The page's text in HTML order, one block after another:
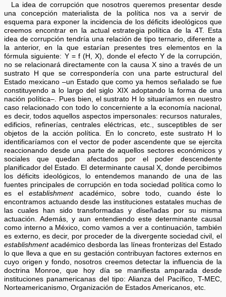
La idea de corrupción que nosotros queremos presentar desde
una concepción materialista de la política nos va a servir de
esquema para exponer la incidencia de los déficits ideológicos que
creemos encontrar en la actual estrategia política de la 4T. Esta
idea de corrupción tendría una relación de tipo ternario, diferente a
la anterior, en la que estarían presentes tres elementos en la
fórmula siguiente: Y = f (H, X), donde el efecto Y de la corrupción,
no se relacionará directamente con la causa X sino a través de un
sustrato H que se correspondería con una parte estructural del
Estado mexicano –un Estado que como ya hemos señalado se fue
constituyendo a lo largo del siglo XIX adoptando la forma de una
nación política–. Pues bien, el sustrato H lo situaríamos en nuestro
caso relacionado con todo lo concerniente a la economía nacional,
es decir, todos aquellos aspectos impersonales: recursos naturales,
edificios, refinerías, centrales eléctricas, etc., susceptibles de ser
objetos de la acción política. En lo concreto, este sustrato H lo
identificaríamos con el vector de poder ascendente que se ejercita
reaccionando desde una parte de aquellos sectores económicos y
sociales que quedan afectados por el poder descendente
planificador del Estado. El determinante causal X, donde percibimos
los déficits ideológicos, lo entendemos manando de una de las
fuentes principales de corrupción en toda sociedad política como lo
es elestablishmentacadémico, sobre todo, cuando éste lo
encontramos actuando desde las instituciones estatales muchas de
las cuales han sido transformadas y diseñadas por su misma
actuación. Además, y aun entendiendo este determinante causal
como interno a México, como vamos a ver a continuación, también
es externo, es decir, por proceder de la divergente sociedad civil, el
establishmentacadémico desborda las líneas fronterizas del Estado
lo que lleva a que en su gestación contribuyan factores externos en
cuyo origen y fondo, nosotros creemos detectar la influencia de la
doctrina Monroe, que hoy día se manifiesta amparada desde
instituciones panamericanas del tipo: Alianza del Pacífico, T-MEC,
Norteamericanismo, Organización de Estados Americanos, etc.